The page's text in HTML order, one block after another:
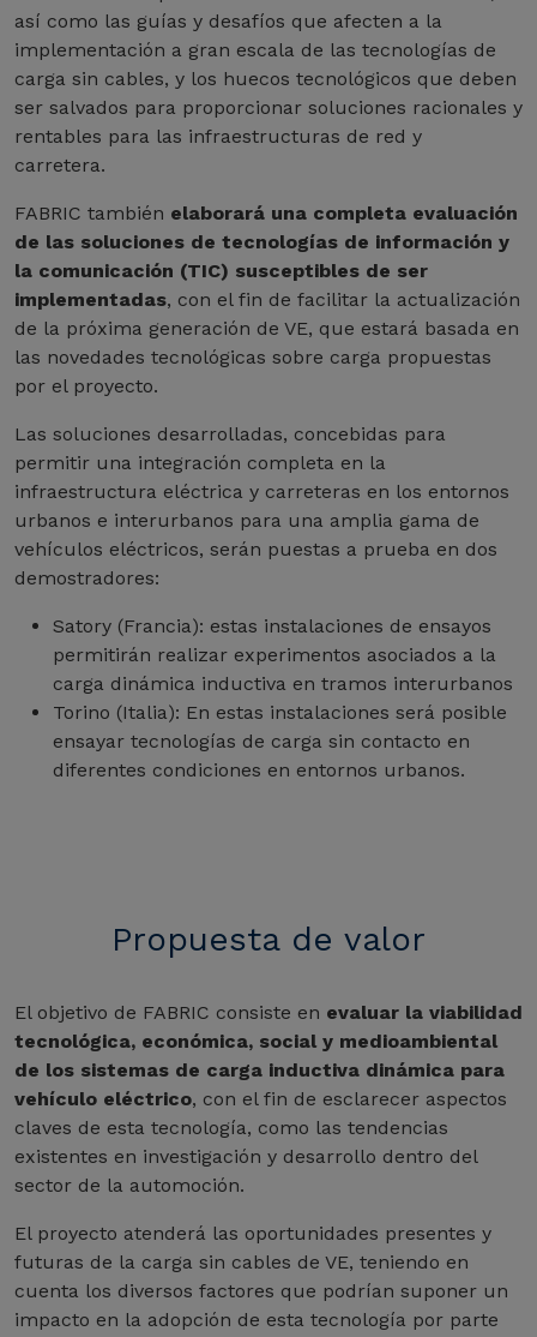
así como las guías y desafíos que afecten a la
implementación a gran escala de las tecnologías de
carga sin cables, y los huecos tecnológicos que deben
ser salvados para proporcionar soluciones racionales y
rentables para las infraestructuras de red y
carretera.
FABRIC también elaborará una completa evaluación
de las soluciones de tecnologías de información y
la comunicación (TIC) susceptibles de ser
implementadas, con el fin de facilitar la actualización
de la próxima generación de VE, que estará basada en
las novedades tecnológicas sobre carga propuestas
por el proyecto.
Las soluciones desarrolladas, concebidas para
permitir una integración completa en la
infraestructura eléctrica y carreteras en los entornos
urbanos e interurbanos para una amplia gama de
vehículos eléctricos, serán puestas a prueba en dos
demostradores:
Satory (Francia): estas instalaciones de ensayos
permitirán realizar experimentos asociados a la
carga dinámica inductiva en tramos interurbanos
Torino (Italia): En estas instalaciones será posible
ensayar tecnologías de carga sin contacto en
diferentes condiciones en entornos urbanos.
Propuesta de valor
El objetivo de FABRIC consiste en evaluar la viabilidad
tecnológica, económica, social y medioambiental
de los sistemas de carga inductiva dinámica para
vehículo eléctrico, con el fin de esclarecer aspectos
claves de esta tecnología, como las tendencias
existentes en investigación y desarrollo dentro del
sector de la automoción.
El proyecto atenderá las oportunidades presentes y
futuras de la carga sin cables de VE, teniendo en
cuenta los diversos factores que podrían suponer un
impacto en la adopción de esta tecnología por parte